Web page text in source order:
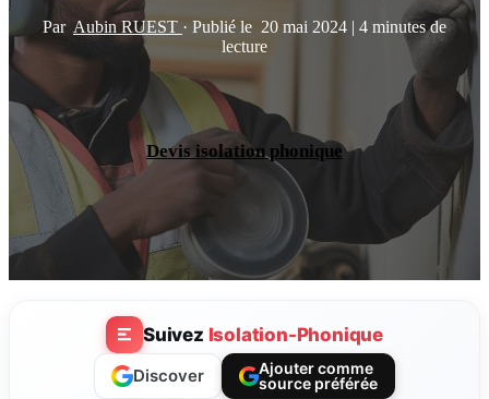
Par Aubin RUEST · Publié le 20 mai 2024 | 4 minutes de
lecture
Devis isolation phonique
Suivez Isolation-Phonique
Discover
Ajouter comme
source préférée